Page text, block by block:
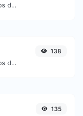
Converta facilmente arquivos de imagem ICO para GIF.
Converta facilmente arquivos de imagem ICO para PNG.
138
135